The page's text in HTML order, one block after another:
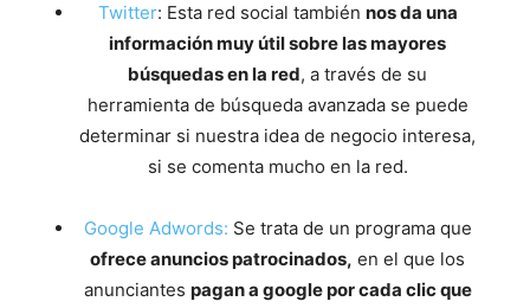
Twitter: Esta red social también nos da una
información muy útil sobre las mayores
búsquedas en la red, a través de su
herramienta de búsqueda avanzada se puede
determinar si nuestra idea de negocio interesa,
si se comenta mucho en la red.
Google Adwords: Se trata de un programa que
ofrece anuncios patrocinados, en el que los
anunciantes pagan a google por cada clic que